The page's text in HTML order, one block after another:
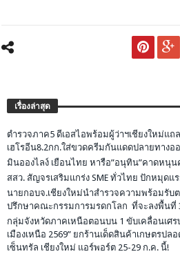
เรื่องล่าสุด
ตำรวจภาค5 ดีเอสไอพร้อมผู้ว่าฯเชียงใหม่แถ
เฮโรอีน8.2กก.ใส่ขวดครีมกันแดดปลายทางออ
มินอองไลง์ เยือนไทย หารือ”อนุทิน”คาดหนุ
สสว. สัญจรเสริมแกร่ง SME ทั่วไทย ปักหมุดแ
นายกอบจ.เชียงใหม่นำสำรวจความพร้อมรับ
ปรึกษาคณะกรรมการมรดกโลก ที่จะลงพื้นที่
กลุ่มจังหวัดภาคเหนือตอนบน 1 ขับเคลื่อนเศร
เมืองเหนือ 2569” ยกร้านเด็ดสินค้าเกษตรป
เซ็นทรัล เชียงใหม่ แอร์พอร์ต 25-29 ก.ค. นี้!